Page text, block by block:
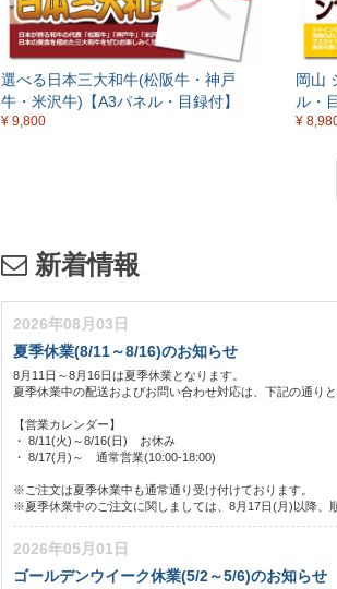
選べる日本三大和牛(松阪牛・神戸
牛・米沢牛)【A3パネル・目録付】
¥ 9,800
岡山
ル・
¥
新着情報
2026年08月03日
夏季休業(8/11～8/16)のお知らせ
8月11日～8月16日は夏季休業となります。
夏季休業中の配送およびお問い合わせ対応は、下記の通りと
【営業カレンダー】
・ 8/11(火)～8/16(日) お休み
・ 8/17(月)～ 通常営業(10:00-18:00)
※ご注文は夏季休業中も通常通り受け付けております。
※夏季休業中のご注文に関しましては、8月17日(月)以降、
2026年05月01日
ゴールデンウイーク休業(5/2～5/6)のお知らせ